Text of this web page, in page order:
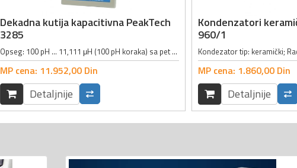
Dekadna kutija kapacitivna PeakTech
3285
Opseg: 100 pH ... 11,111 μH (100 pH koraka) sa pet dekada; Tačnost: 5% na 1 kHz; Maksimalni strujni limit: 100 mA DC/AC; Permanentna idnuktivnost: 0.6 μH; Dimenzije: 140 x 190 x 80mm; Masa: 350g;
MP cena: 11.952,00 Din
Detaljnije
Kondenzatori
960/1
MP cena: 1.860,00 Din
Detaljnije